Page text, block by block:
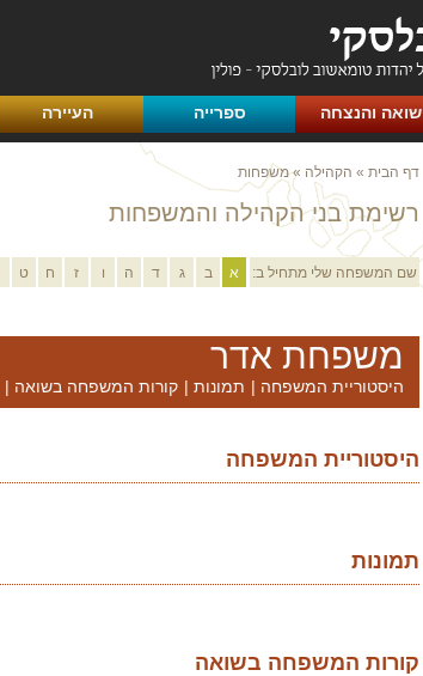
שואה והנצחה ספרייה העיירה
דף הבית » הקהילה »משפחות
רשימת בני הקהילה והמשפחות
שם המשפחה שלי מתחיל ב: א ב ג ד ה ו ז ח ט
משפחת אדר
היסטוריית המשפחה | תמונות | קורות המשפחה בשואה |
היסטוריית המשפחה
תמונות
קורות המשפחה בשואה